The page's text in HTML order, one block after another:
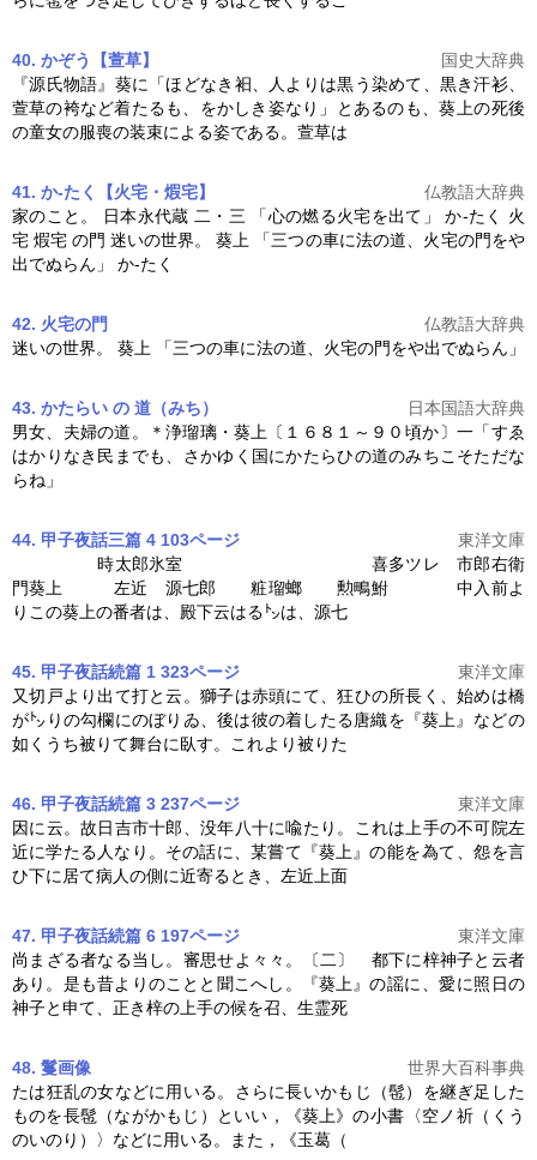
40. かぞう【萱草】
国史大辞典
『源氏物語』葵に「ほどなき衵、人よりは黒う染めて、黒き汗衫、
萱草の袴など着たるも、をかしき姿なり」とあるのも、 葵上の死後
の童女の服喪の装束による姿である。萱草は
41. か‐たく【火宅・煆宅】
仏教語大辞典
家のこと。 日本永代蔵 二・三 「心の燃る火宅を出て」 か‐たく 火
宅 煆宅 の門 迷いの世界。 葵上 「三つの車に法の道、火宅の門をや
出でぬらん」 か‐たく
42. 火宅の門
仏教語大辞典
迷いの世界。 葵上 「三つの車に法の道、火宅の門をや出でぬらん」
43. かたらい の 道（みち）
日本国語大辞典
男女、夫婦の道。＊浄瑠璃・ 葵上 〔１６８１～９０頃か〕一「すゑ
はかりなき民までも、さかゆく国にかたらひの道のみちこそただな
らね」
44. 甲子夜話三篇 4 103ページ
東洋文庫
時太郎氷室 喜多ツレ 市郎右衛
門葵上 左近 源七郎 粧瑠螂 勲鴫鮒 中入前よ
りこの葵上の番者は、殿下云はる㌧は、源七
45. 甲子夜話続篇 1 323ページ
東洋文庫
又切戸より出て打と云。獅子は赤頭にて、狂ひの所長く、始めは橋
が㌧りの勾欄にのぼりゐ、後は彼の着したる唐織を『葵上 』などの
如くうち被りて舞台に臥す。これより被りた
46. 甲子夜話続篇 3 237ページ
東洋文庫
因に云。故日吉市十郎、没年八十に喩たり。これは上手の不可院左
近に学たる人なり。その話に、某嘗て『葵上 』の能を為て、怨を言
ひ下に居て病人の側に近寄るとき、左近上面
47. 甲子夜話続篇 6 197ページ
東洋文庫
尚まざる者なる当し。審思せよ々々。〔二〕 都下に梓神子と云者
あり。是も昔よりのことと聞こへし。『葵上 』の謡に、愛に照日の
神子と申て、正き梓の上手の候を召、生霊死
48. 鬘画像
世界大百科事典
たは狂乱の女などに用いる。さらに長いかもじ（髢）を継ぎ足した
ものを長髢（ながかもじ）といい，《葵上》の小書〈空ノ祈（くう
のいのり）〉などに用いる。また，《玉葛（